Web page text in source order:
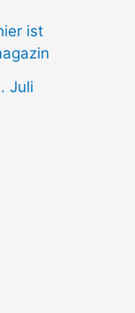
ist
Juli